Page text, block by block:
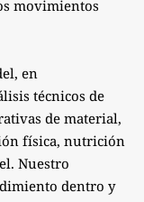
movimientos
en
técnicos de
de material,
física, nutrición
Nuestro
dentro y